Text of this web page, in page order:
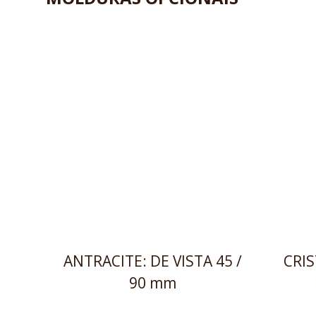
ANTRACITE: DE VISTA 45 /
90 mm